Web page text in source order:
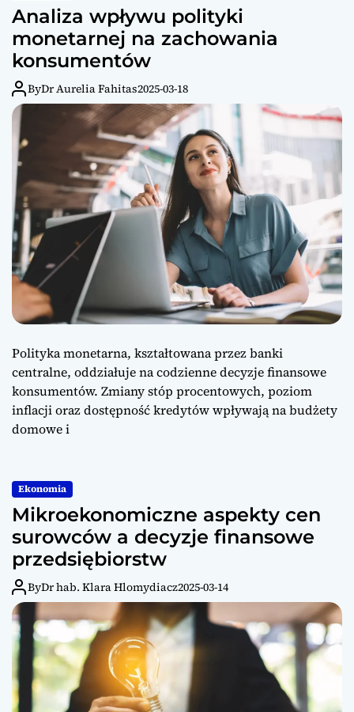
Analiza wpływu polityki
monetarnej na zachowania
konsumentów
ByDr Aurelia Fahitas2025-03-18
Polityka monetarna, kształtowana przez banki
centralne, oddziałuje na codzienne decyzje finansowe
konsumentów. Zmiany stóp procentowych, poziom
inflacji oraz dostępność kredytów wpływają na budżety
domowe i
Ekonomia
Mikroekonomiczne aspekty cen
surowców a decyzje finansowe
przedsiębiorstw
ByDr hab. Klara Hlomydiacz2025-03-14